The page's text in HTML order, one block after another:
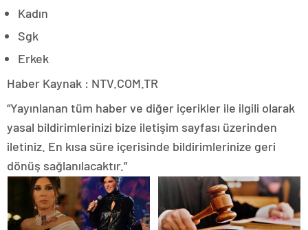
Kadın
Sgk
Erkek
Haber Kaynak : NTV.COM.TR
“Yayınlanan tüm haber ve diğer içerikler ile ilgili olarak
yasal bildirimlerinizi bize iletişim sayfası üzerinden
iletiniz. En kısa süre içerisinde bildirimlerinize geri
dönüş sağlanılacaktır.”